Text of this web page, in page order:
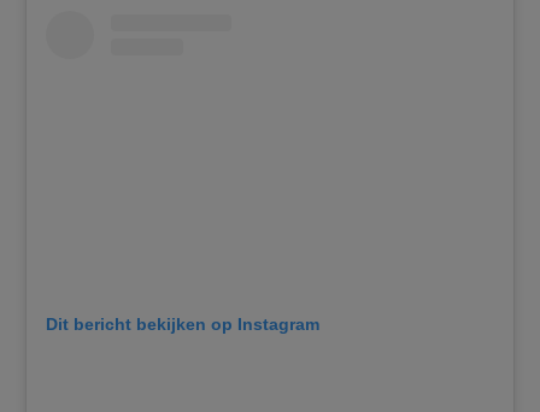
Dit bericht bekijken op Instagram